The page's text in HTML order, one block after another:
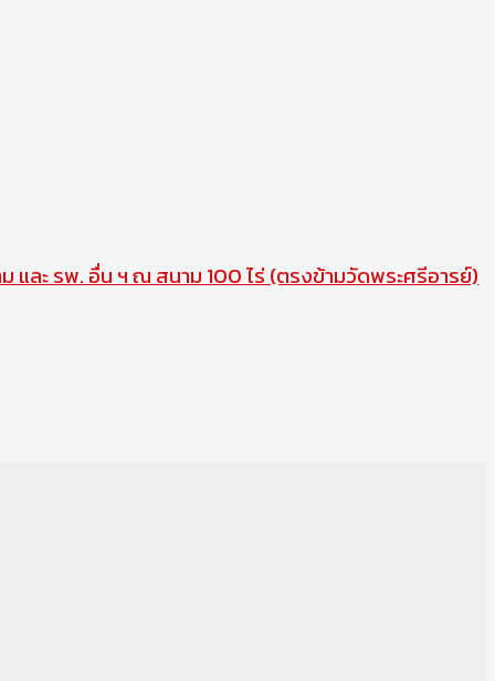
ละ รพ. อื่น ฯ ณ สนาม 100 ไร่ (ตรงข้ามวัดพระศรีอารย์)